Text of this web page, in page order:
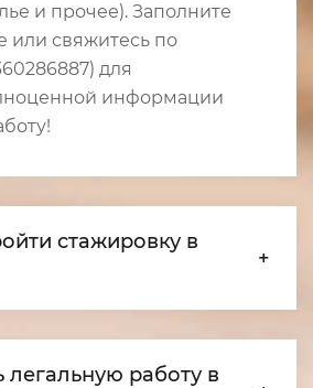
и прочее). Заполните
или свяжитесь по
для
информации
стажировку в
легальную работу в